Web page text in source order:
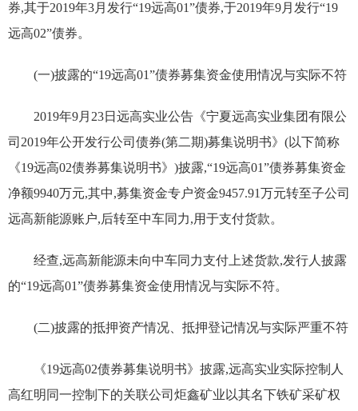
券,其于2019年3月发行“19远高01”债券,于2019年9月发行“19
远高02”债券。
(一)披露的“19远高01”债券募集资金使用情况与实际不符
2019年9月23日远高实业公告《宁夏远高实业集团有限公
司2019年公开发行公司债券(第二期)募集说明书》(以下简称
《19远高02债券募集说明书》)披露,“19远高01”债券募集资金
净额9940万元,其中,募集资金专户资金9457.91万元转至子公司
远高新能源账户,后转至中车同力,用于支付货款。
经查,远高新能源未向中车同力支付上述货款,发行人披露
的“19远高01”债券募集资金使用情况与实际不符。
(二)披露的抵押资产情况、抵押登记情况与实际严重不符
《19远高02债券募集说明书》披露,远高实业实际控制人
高红明同一控制下的关联公司炬鑫矿业以其名下铁矿采矿权